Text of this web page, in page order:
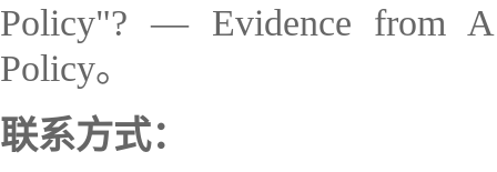
Policy"? — Evidence from A
Policy。
联系方式：